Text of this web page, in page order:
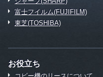
富士フイルム(FUJIFILM)
東芝(TOSHIBA)
お役立ち